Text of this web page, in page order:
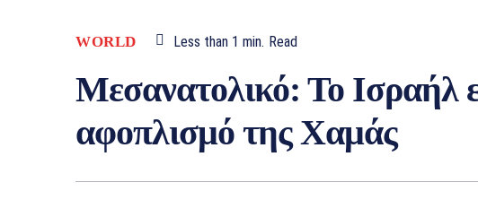
WORLD Less than 1 min. Read
Μεσανατολικό: Το Ισραήλ
αφοπλισμό της Χαμάς